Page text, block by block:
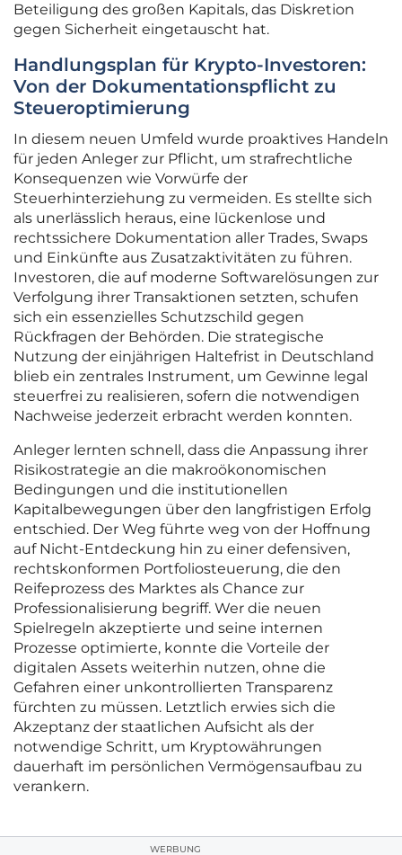
Beteiligung des großen Kapitals, das Diskretion
gegen Sicherheit eingetauscht hat.
Handlungsplan für Krypto-Investoren:
Von der Dokumentationspflicht zu
Steueroptimierung
In diesem neuen Umfeld wurde proaktives Handeln
für jeden Anleger zur Pflicht, um strafrechtliche
Konsequenzen wie Vorwürfe der
Steuerhinterziehung zu vermeiden. Es stellte sich
als unerlässlich heraus, eine lückenlose und
rechtssichere Dokumentation aller Trades, Swaps
und Einkünfte aus Zusatzaktivitäten zu führen.
Investoren, die auf moderne Softwarelösungen zur
Verfolgung ihrer Transaktionen setzten, schufen
sich ein essenzielles Schutzschild gegen
Rückfragen der Behörden. Die strategische
Nutzung der einjährigen Haltefrist in Deutschland
blieb ein zentrales Instrument, um Gewinne legal
steuerfrei zu realisieren, sofern die notwendigen
Nachweise jederzeit erbracht werden konnten.
Anleger lernten schnell, dass die Anpassung ihrer
Risikostrategie an die makroökonomischen
Bedingungen und die institutionellen
Kapitalbewegungen über den langfristigen Erfolg
entschied. Der Weg führte weg von der Hoffnung
auf Nicht-Entdeckung hin zu einer defensiven,
rechtskonformen Portfoliosteuerung, die den
Reifeprozess des Marktes als Chance zur
Professionalisierung begriff. Wer die neuen
Spielregeln akzeptierte und seine internen
Prozesse optimierte, konnte die Vorteile der
digitalen Assets weiterhin nutzen, ohne die
Gefahren einer unkontrollierten Transparenz
fürchten zu müssen. Letztlich erwies sich die
Akzeptanz der staatlichen Aufsicht als der
notwendige Schritt, um Kryptowährungen
dauerhaft im persönlichen Vermögensaufbau zu
verankern.
WERBUNG